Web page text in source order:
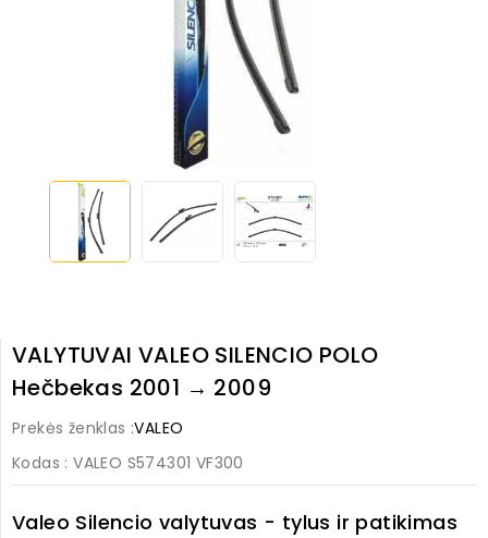
VALYTUVAI VALEO SILENCIO POLO
Hečbekas 2001 → 2009
Prekės ženklas :VALEO
Kodas : VALEO S574301 VF300
Valeo Silencio valytuvas - tylus ir patikimas